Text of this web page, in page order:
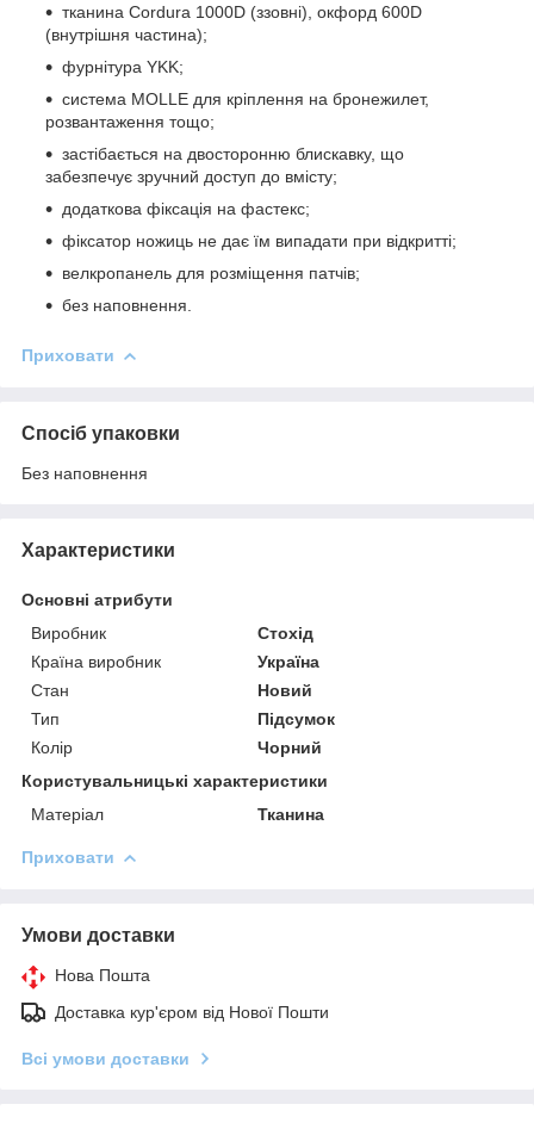
тканина Cordura 1000D (ззовні), окфорд 600D
(внутрішня частина);
фурнітура YKK;
система MOLLE для кріплення на бронежилет,
розвантаження тощо;
застібається на двосторонню блискавку, що
забезпечує зручний доступ до вмісту;
додаткова фіксація на фастекс;
фіксатор ножиць не дає їм випадати при відкритті;
велкропанель для розміщення патчів;
без наповнення.
Приховати
Спосіб упаковки
Без наповнення
Характеристики
Основні атрибути
Виробник
Стохід
Країна виробник
Україна
Стан
Новий
Тип
Підсумок
Колір
Чорний
Користувальницькі характеристики
Матеріал
Тканина
Приховати
Умови доставки
Нова Пошта
Доставка кур'єром від Нової Пошти
Всі умови доставки